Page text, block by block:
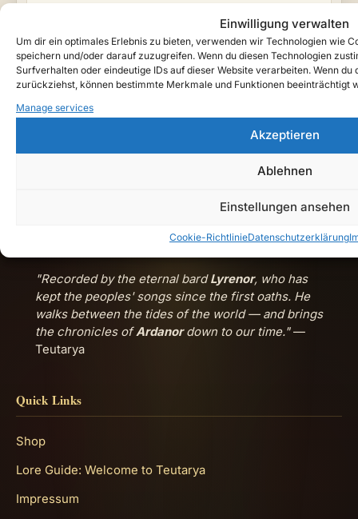
Einwilligung verwalten
Um dir ein optimales Erlebnis zu bieten, verwenden wir Technologien wie
speichern und/oder darauf zuzugreifen. Wenn du diesen Technologien
Surfverhalten oder eindeutige IDs auf dieser Website verarbeiten. Wenn
zurückziehst, können bestimmte Merkmale und Funktionen beeinträchtigt
Manage services
Akzeptieren
Ablehnen
Einstellungen ansehen
Cookie-RichtlinieDatenschutzerklärung
Factions, rifts, eras, characters and core terms.
Chronicles Timeline
Browse published entries by era and n.d.G. year.
Music Archive
Songs, releases and cinematic dark-fantasy tracks.
Watch Teutarya on YouTube →
"Recorded by the eternal bardLyrenor, who has
kept the peoples' songs since the first oaths. He
walks between the tides of the world — and brings
the chronicles ofArdanordown to our time."—
Teutarya
Quick Links
Shop
Lore Guide: Welcome to Teutarya
Impressum